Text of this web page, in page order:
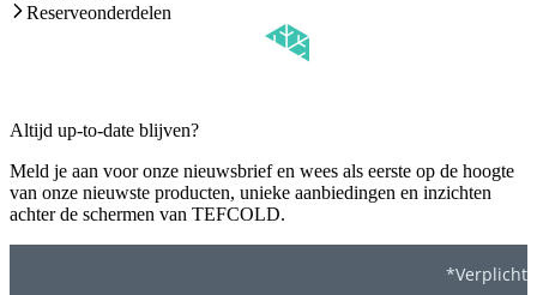
Reserveonderdelen
Altijd up-to-date blijven?
Meld je aan voor onze nieuwsbrief en wees als eerste op de hoogte
van onze nieuwste producten, unieke aanbiedingen en inzichten
achter de schermen van TEFCOLD.
*Verplicht